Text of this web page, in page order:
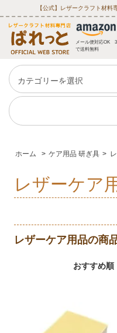
【公式】レザークラフト材料
メール便対応OK
で送料無料
ホーム > ケア用品 研ぎ具 >
レザーケア
レザーケア用品の商
おすすめ順